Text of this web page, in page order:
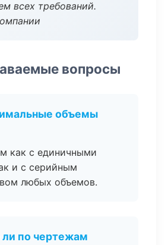
всех требований.
вопросы
объемы
как с единичными
и с серийным
любых объемов.
ли по чертежам